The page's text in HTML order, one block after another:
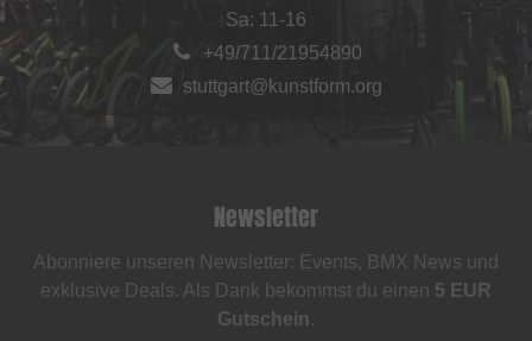
Sa: 11-16
+49/711/21954890
stuttgart@kunstform.org
Newsletter
Abonniere unseren Newsletter: Events, BMX News und
exklusive Deals. Als Dank bekommst du einen 5 EUR
Gutschein.